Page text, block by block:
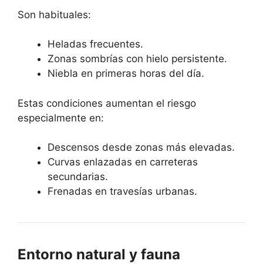
Son habituales:
Heladas frecuentes.
Zonas sombrías con hielo persistente.
Niebla en primeras horas del día.
Estas condiciones aumentan el riesgo
especialmente en:
Descensos desde zonas más elevadas.
Curvas enlazadas en carreteras
secundarias.
Frenadas en travesías urbanas.
Entorno natural y fauna